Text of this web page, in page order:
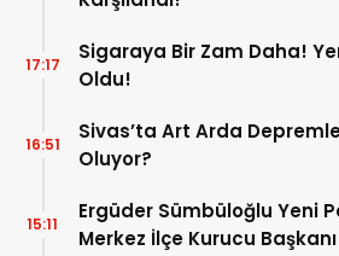
Sigaraya Bir Zam Daha!
Oldu!
17:17
Sivas’ta Art Arda
Oluyor?
16:51
Ergüder Sümbüloğlu Yeni
Merkez İlçe Kurucu
15:11